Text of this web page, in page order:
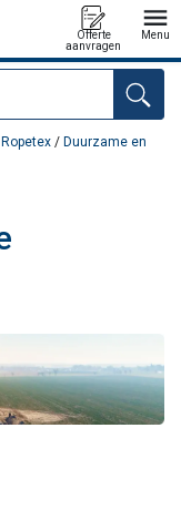
Offerte
aanvragen
Menu
/ Duurzame en